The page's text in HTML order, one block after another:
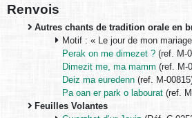
Renvois
Autres chants de tradition orale en
Motif : « Le jour de mon
Perak on me dimezet ? (ref. M-
Dimezit me, ma mamm (ref. M-
Deiz ma euredenn (ref. M-
Pa oan er park o labourat (ref.
Feuilles Volantes